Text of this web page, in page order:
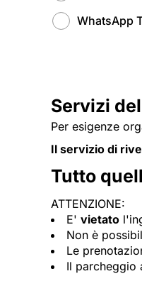
WhatsApp
Servizi
Per esigenze
Il servizio di
Tutto
ATTENZIONE:
E' vietato
Non è
Le
Il parcheggio